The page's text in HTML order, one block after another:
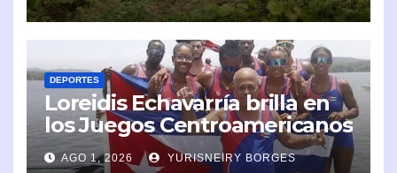
DEPORTES
Loreidis Echavarría brilla en
los Juegos Centroamericanos
y del Caribe 2026
AGO 1, 2026 YURISNEIRY BORGES